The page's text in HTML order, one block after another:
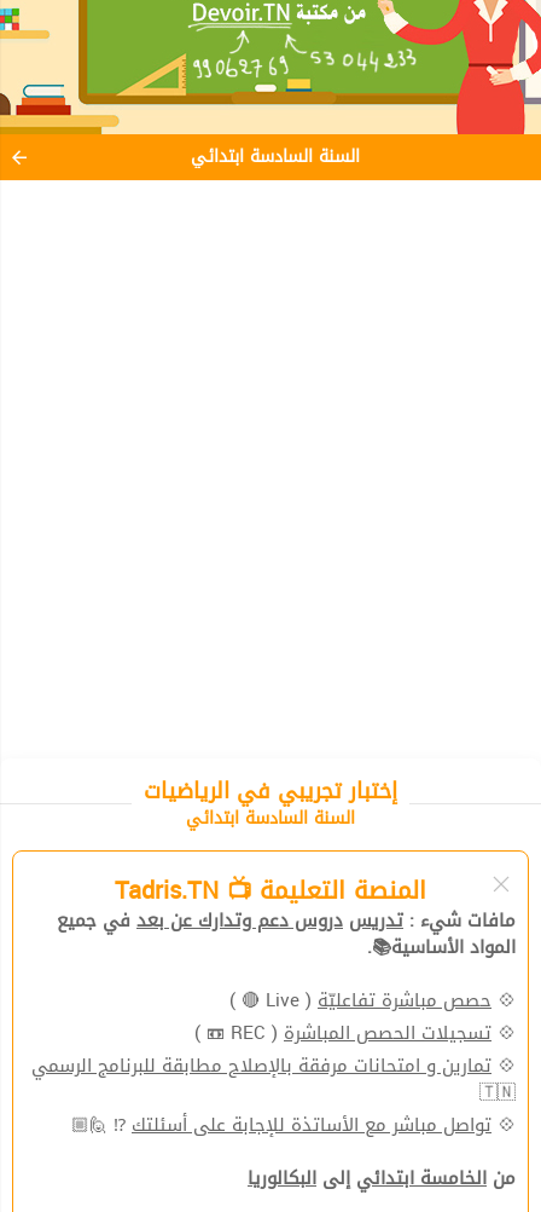
السنة السادسة ابتدائي
إختبار تجريبي في الرياضيات
السنة السادسة ابتدائي
المنصة التعليمة 📺 Tadris.TN
مافات شيء : تدريس دروس دعم وتدارك عن بعد في جميع
المواد الأساسية📚.
💠 حصص مباشرة تفاعليّة ( Live 🔴 )
💠 تسجيلات الحصص المباشرة ( REC 📼 )
💠 تمارين و امتحانات مرفقة بالإصلاح مطابقة للبرنامج الرسمي
🇹🇳
💠 تواصل مباشر مع الأساتذة للإجابة على أسئلتك⁉ 🙋🏼
من الخامسة ابتدائي إلى البكالوريا